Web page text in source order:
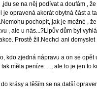
se na něj podívat a doufám ,
opravená akorát obytná část a ta
pochopit, jak je možné ,
, ale u nás...?Lipův dům byl
Prostě žil.Nechci ani domyslet
kdo zjedná nápravu a on se opět
měla peníze....., ale to je jen to
krásy a těším se na další